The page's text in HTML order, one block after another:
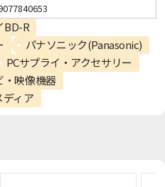
BD-R
パナソニック(Panasonic)
PCサプライ・アクセサリー
・映像機器
ディア